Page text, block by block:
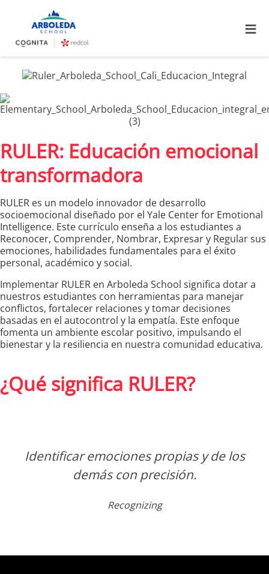
≡
RULER: Educación emocional
transformadora
RULER es un modelo innovador de desarrollo
socioemocional diseñado por el Yale Center for Emotional
Intelligence. Este currículo enseña a los estudiantes a
Reconocer, Comprender, Nombrar, Expresar y Regular sus
emociones, habilidades fundamentales para el éxito
personal, académico y social.
Implementar RULER en Arboleda School significa dotar a
nuestros estudiantes con herramientas para manejar
conflictos, fortalecer relaciones y tomar decisiones
basadas en el autocontrol y la empatía. Este enfoque
fomenta un ambiente escolar positivo, impulsando el
bienestar y la resiliencia en nuestra comunidad educativa.
¿Qué significa RULER?
Identificar emociones propias y de los
demás con precisión.
Recognizing